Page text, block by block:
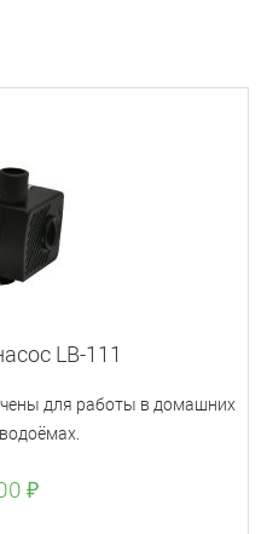
LB-111
для работы в домашних
₽